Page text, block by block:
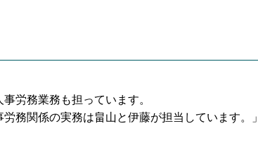
労務業務も担っています。
務関係の実務は畠山と伊藤が担当しています。」